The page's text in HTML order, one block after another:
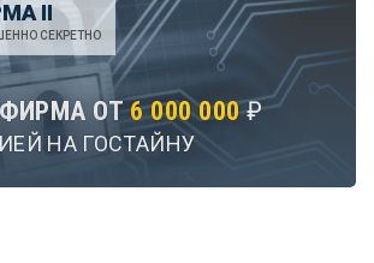
II
СЕКРЕТНО
ФИРМА ОТ6 000 000 ₽
НА ГОСТАЙНУ